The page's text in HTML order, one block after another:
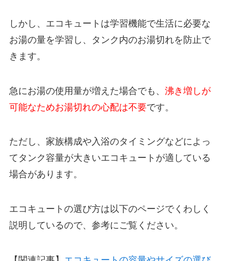
しかし、エコキュートは学習機能で生活に必要な
お湯の量を学習し、タンク内のお湯切れを防止で
きます。
急にお湯の使用量が増えた場合でも、 沸き増しが
可能なためお湯切れの心配は不要です。
ただし、家族構成や入浴のタイミングなどによっ
てタンク容量が大きいエコキュートが適している
場合があります。
エコキュートの選び方は以下のページでくわしく
説明しているので、参考にご覧ください。